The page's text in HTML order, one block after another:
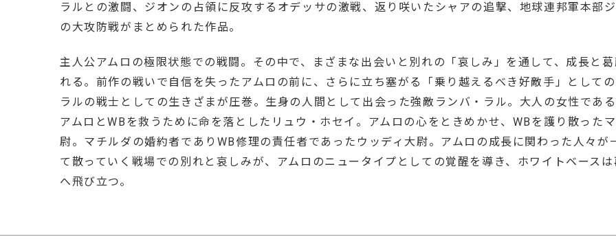
ラルとの激闘、ジオンの占領に反攻するオデッサの激戦、返り咲いたシャアの追撃、地球連邦軍本部
の大攻防戦がまとめられた作品。
主人公アムロの極限状態での戦闘。その中で、まざまな出会いと別れの「哀しみ」を通して、成長と葛
れる。前作の戦いで自信を失ったアムロの前に、さらに立ち塞がる「乗り越えるべき好敵手」としての
ラルの戦士としての生きざまが圧巻。生身の人間として出会った強敵ランバ・ラル。大人の女性である
アムロとWBを救うために命を落としたリュウ・ホセイ。アムロの心をときめかせ、WBを護り散った
尉。マチルダの婚約者でありWB修理の責任者であったウッディ大尉。アムロの成長に関わった人々が
て散っていく戦場での別れと哀しみが、アムロのニュータイプとしての覚醒を導き、ホワイトベースは
へ飛び立つ。